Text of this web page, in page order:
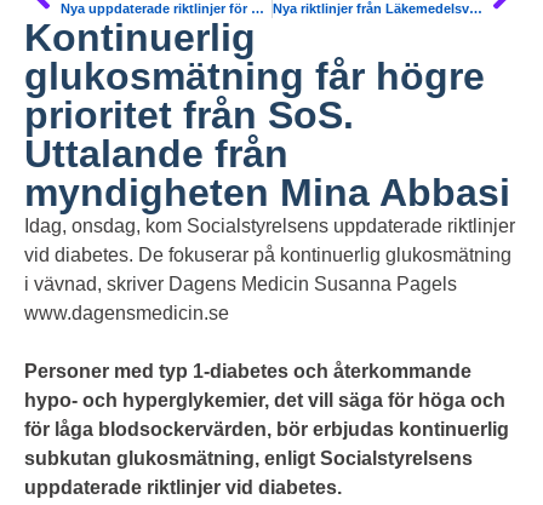
Nya uppdaterade riktlinjer för diabetes medicinteknik från Socialstyrelsen Nya riktlinjer från Läkemedelsverket ändrar inte blodtrycksgränsen
Kontinuerlig
glukosmätning får högre
prioritet från SoS.
Uttalande från
myndigheten Mina Abbasi
Idag, onsdag, kom Socialstyrelsens uppdaterade riktlinjer
vid diabetes. De fokuserar på kontinuerlig glukosmätning
i vävnad, skriver Dagens Medicin Susanna Pagels
www.dagensmedicin.se
Personer med typ 1-diabetes och återkommande
hypo- och hyperglykemier, det vill säga för höga och
för låga blodsockervärden, bör erbjudas kontinuerlig
subkutan glukosmätning, enligt Socialstyrelsens
uppdaterade riktlinjer vid diabetes.